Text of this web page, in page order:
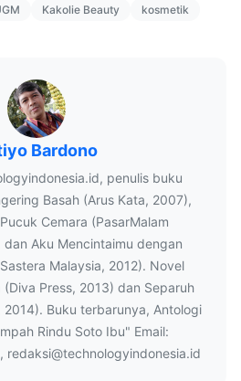
Kakolie Beauty kosmetik
Bardono
penulis buku
Basah (Arus Kata, 2007),
Cemara (PasarMalam
dan Aku Mencintaimu dengan
Malaysia, 2012). Novel
Press, 2013) dan Separuh
2014). Buku terbarunya, Antologi
Rindu Soto Ibu" Email:
redaksi@technologyindonesia.id